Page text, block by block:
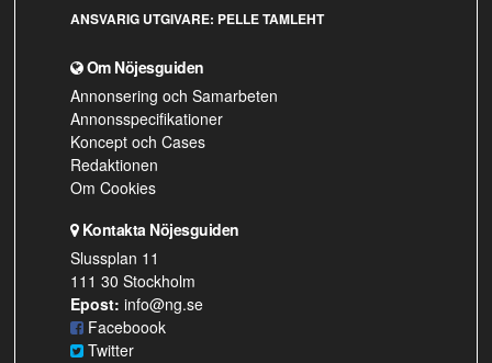
ANSVARIG UTGIVARE: PELLE TAMLEHT
Om Nöjesguiden
Annonsering och Samarbeten
Annonsspecifikationer
Koncept och Cases
Redaktionen
Om Cookies
Kontakta Nöjesguiden
Slussplan 11
111 30 Stockholm
Epost: info@ng.se
Faceboook
Twitter